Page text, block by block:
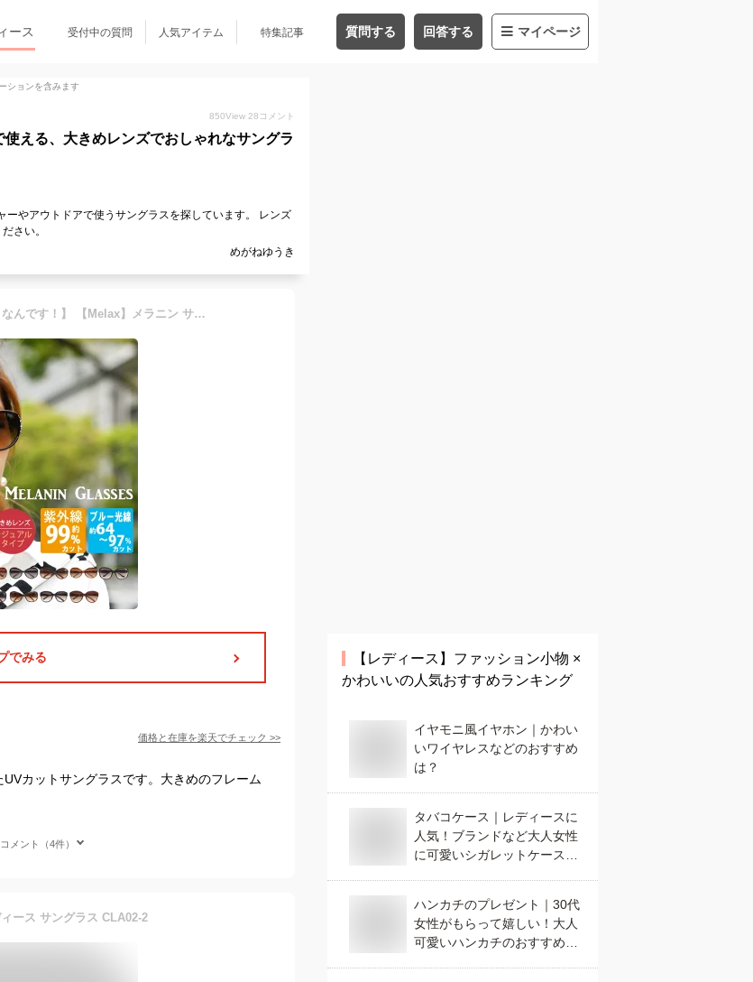
ース 受付中の質問 人気アイテム 特集記事 質問する 回答する マイページ
ションを含みます
850View 28 コメント
使える、大きめレンズでおしゃれなサングラ
やアウトドアで使うサングラスを探しています。 レンズ
さい。
めがねゆうき
【ただのUVカットサングラスではダメなんです！】 【Melax】メラニン サングラス ケース付 カジュアルタイプUVカット サングラス レディース
でみる
価格と在庫を楽天でチェック >>
カットサングラスです。大きめのフレーム
メント（4件）
ース サングラス CLA02-2
【レディース】 ファッション小物 ×
かわいいの人気おすすめランキング
イヤモニ風イヤホン｜かわい
いワイヤレスなどのおすすめ
は？
タバコケース｜レディースに
人気！ブランドなど大人女性
に可愛いシガレットケースの
ハンカチのプレゼント｜30代
女性がもらって嬉しい！大人
可愛いハンカチのおすすめ